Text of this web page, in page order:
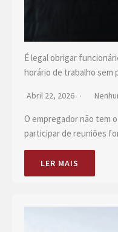
É legal obrigar
horário de trabalho sem
Abril 22, 2026
O empregador não tem
participar de reuniões
LER MAIS